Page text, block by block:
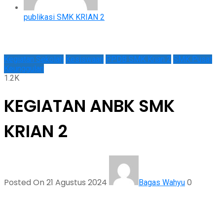
publikasi SMK KRIAN 2
Kegiatan Sekolah Kesiswaan PPDB SMK Krian 2 SMK Pusat
Keunggulan
1.2K
KEGIATAN ANBK SMK
KRIAN 2
Posted On 21 Agustus 2024 Bagas Wahyu 0